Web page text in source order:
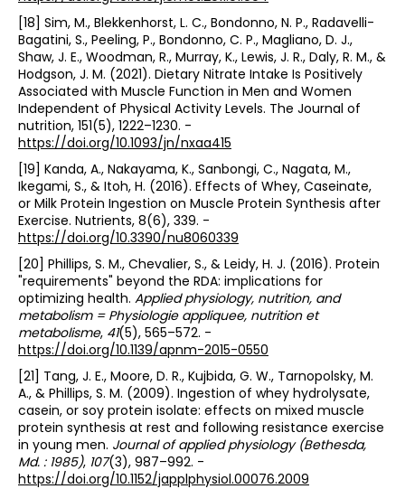
[18] Sim, M., Blekkenhorst, L. C., Bondonno, N. P., Radavelli-
Bagatini, S., Peeling, P., Bondonno, C. P., Magliano, D. J.,
Shaw, J. E., Woodman, R., Murray, K., Lewis, J. R., Daly, R. M., &
Hodgson, J. M. (2021). Dietary Nitrate Intake Is Positively
Associated with Muscle Function in Men and Women
Independent of Physical Activity Levels. The Journal of
nutrition, 151(5), 1222–1230. -
https://doi.org/10.1093/jn/nxaa415
[19] Kanda, A., Nakayama, K., Sanbongi, C., Nagata, M.,
Ikegami, S., & Itoh, H. (2016). Effects of Whey, Caseinate,
or Milk Protein Ingestion on Muscle Protein Synthesis after
Exercise. Nutrients, 8(6), 339. -
https://doi.org/10.3390/nu8060339
[20] Phillips, S. M., Chevalier, S., & Leidy, H. J. (2016). Protein
"requirements" beyond the RDA: implications for
optimizing health. Applied physiology, nutrition, and
metabolism = Physiologie appliquee, nutrition et
metabolisme, 41(5), 565–572. -
https://doi.org/10.1139/apnm-2015-0550
[21] Tang, J. E., Moore, D. R., Kujbida, G. W., Tarnopolsky, M.
A., & Phillips, S. M. (2009). Ingestion of whey hydrolysate,
casein, or soy protein isolate: effects on mixed muscle
protein synthesis at rest and following resistance exercise
in young men. Journal of applied physiology (Bethesda,
Md. : 1985), 107(3), 987–992. -
https://doi.org/10.1152/japplphysiol.00076.2009